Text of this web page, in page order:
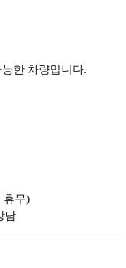
한 차량입니다.
휴무)
담